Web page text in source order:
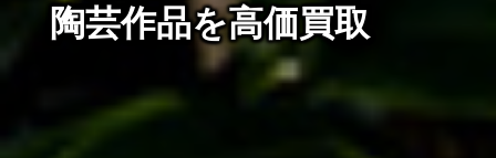
陶芸作品を高価買取